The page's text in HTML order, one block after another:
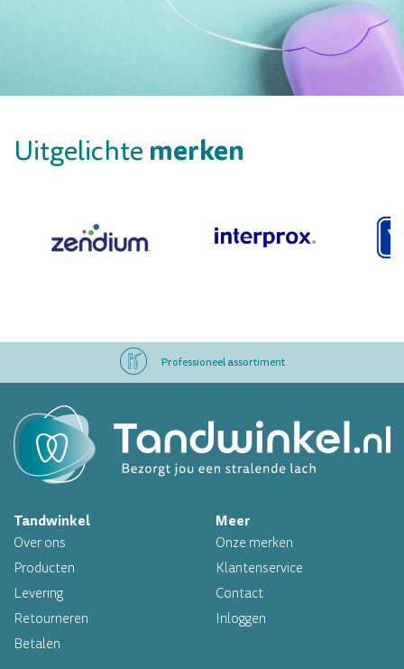
Uitgelichte merken
Professioneel assortiment
Op werkdagen voor 16.00 uur besteld, morgen in huis
Professioneel assortiment
Altijd op voorraad
Tandwinkel
Over ons
Producten
Levering
Retourneren
Betalen
Meer
Onze merken
Klantenservice
Contact
Inloggen